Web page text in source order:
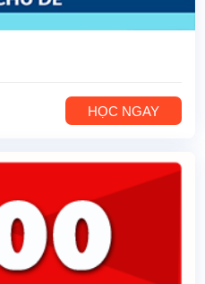
HỌC NGAY